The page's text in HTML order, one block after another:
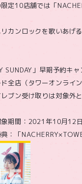
定10店舗では「
カンロックを歌いあげ
SUNDAY」早期予約キャ
全店（タワーオンライン
ブン受け取りは対象外
象期間：2021年10月12
：「